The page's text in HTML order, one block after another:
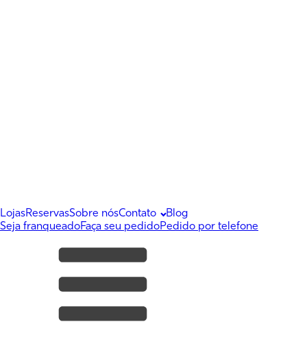
LojasReservasSobre nósContato
Blog
Seja franqueadoFaça seu pedidoPedido por telefone